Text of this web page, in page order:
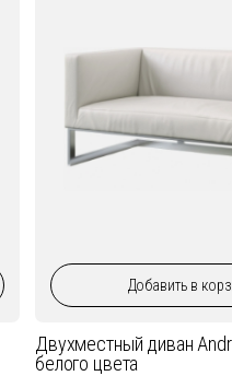
Добавить в
Двухместный диван
белого цвета